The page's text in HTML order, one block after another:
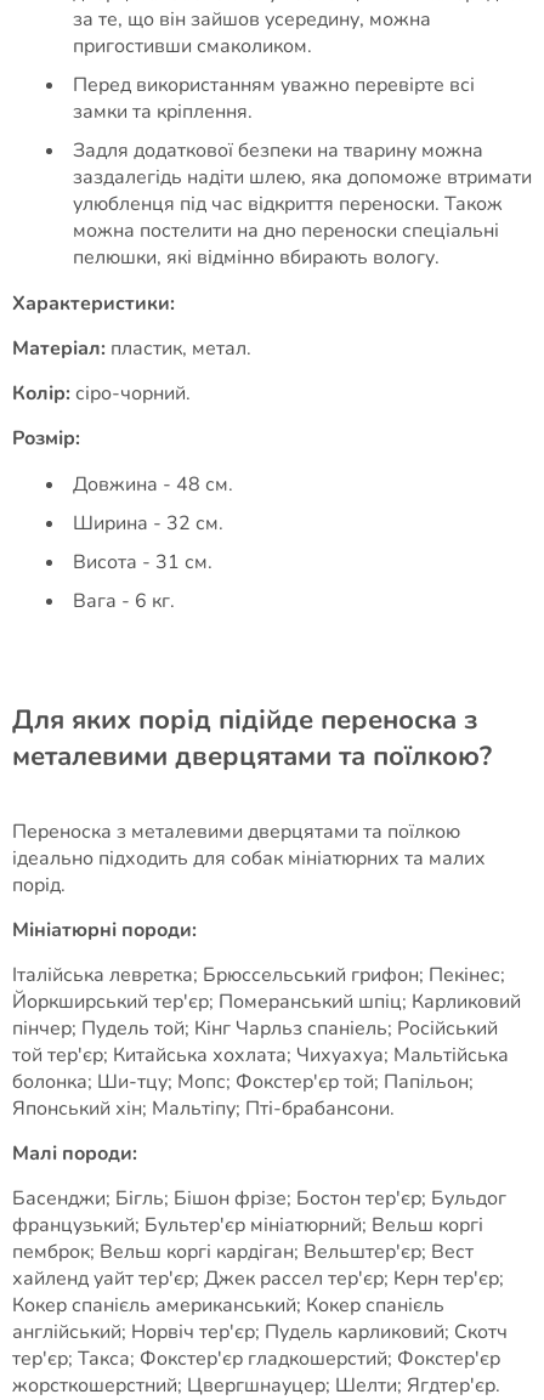
за те, що він зайшов усередину, можна
пригостивши смаколиком.
Перед використанням уважно перевірте всі
замки та кріплення.
Задля додаткової безпеки на тварину можна
заздалегідь надіти шлею, яка допоможе втримати
улюбленця під час відкриття переноски. Також
можна постелити на дно переноски спеціальні
пелюшки, які відмінно вбирають вологу.
Характеристики:
Матеріал: пластик, метал.
Колір: сіро-чорний.
Розмір:
Довжина - 48 см.
Ширина - 32 см.
Висота - 31 см.
Вага - 6 кг.
Для яких порід підійде переноска з
металевими дверцятами та поїлкою?
Переноска з металевими дверцятами та поїлкою
ідеально підходить для собак мініатюрних та малих
порід.
Мініатюрні породи:
Італійська левретка; Брюссельський грифон; Пекінес;
Йоркширський тер'єр; Померанський шпіц; Карликовий
пінчер; Пудель той; Кінг Чарльз спаніель; Російський
той тер'єр; Китайська хохлата; Чихуахуа; Мальтійська
болонка; Ши-тцу; Мопс; Фокстер'єр той; Папільон;
Японський хін; Мальтіпу; Пті-брабансони.
Малі породи:
Басенджи; Бігль; Бішон фрізе; Бостон тер'єр; Бульдог
французький; Бультер'єр мініатюрний; Вельш коргі
пемброк; Вельш коргі кардіган; Вельштер'єр; Вест
хайленд уайт тер'єр; Джек рассел тер'єр; Керн тер'єр;
Кокер спанієль американський; Кокер спанієль
англійський; Норвіч тер'єр; Пудель карликовий; Скотч
тер'єр; Такса; Фокстер'єр гладкошерстий; Фокстер'єр
жорсткошерстний; Цвергшнауцер; Шелти; Ягдтер'єр.